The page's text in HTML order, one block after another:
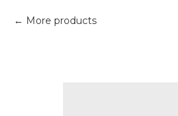
More products